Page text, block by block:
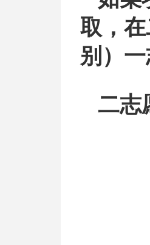
取，
别）
二志